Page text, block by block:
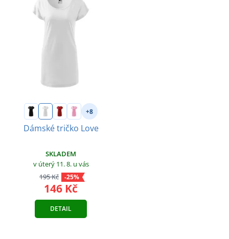
+8
Dámské tričko Love
SKLADEM
v úterý 11. 8. u vás
195 Kč
-25%
146 Kč
DETAIL